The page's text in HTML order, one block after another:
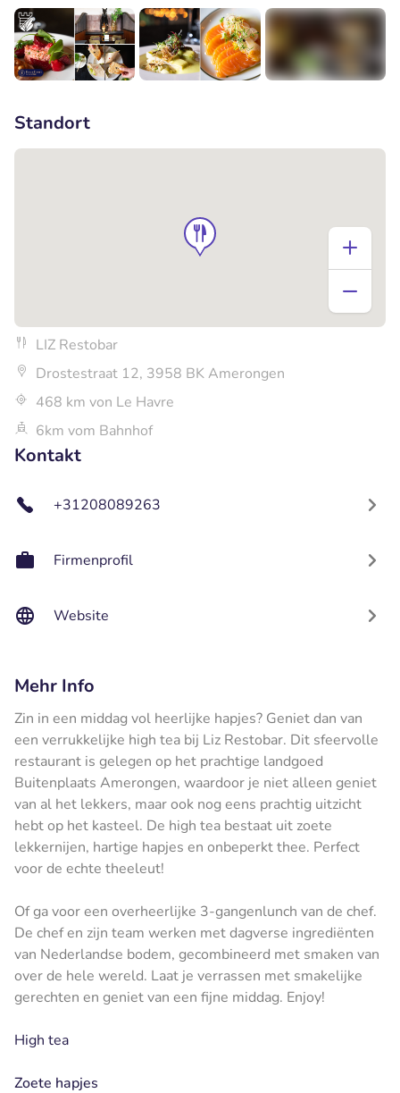
Standort
LIZ Restobar
Drostestraat 12, 3958 BK Amerongen
468 km von Le Havre
6km vom Bahnhof
Kontakt
+31208089263
Firmenprofil
Website
Mehr Info
Zin in een middag vol heerlijke hapjes? Geniet dan van
een verrukkelijke high tea bij Liz Restobar. Dit sfeervolle
restaurant is gelegen op het prachtige landgoed
Buitenplaats Amerongen, waardoor je niet alleen geniet
van al het lekkers, maar ook nog eens prachtig uitzicht
hebt op het kasteel. De high tea bestaat uit zoete
lekkernijen, hartige hapjes en onbeperkt thee. Perfect
voor de echte theeleut!
Of ga voor een overheerlijke 3-gangenlunch van de chef.
De chef en zijn team werken met dagverse ingrediënten
van Nederlandse bodem, gecombineerd met smaken van
over de hele wereld. Laat je verrassen met smakelijke
gerechten en geniet van een fijne middag. Enjoy!
High tea
Zoete hapjes